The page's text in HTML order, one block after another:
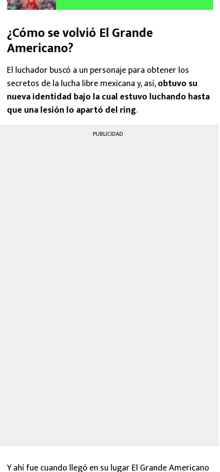
¿Cómo se volvió El Grande
Americano?
El luchador buscó a un personaje para obtener los
secretos de la lucha libre mexicana y, así,obtuvo su
nueva identidad bajo la cual estuvo luchando hasta
que una lesión lo apartó del ring.
PUBLICIDAD
Y ahí fue cuando llegó en su lugar El Grande Americano